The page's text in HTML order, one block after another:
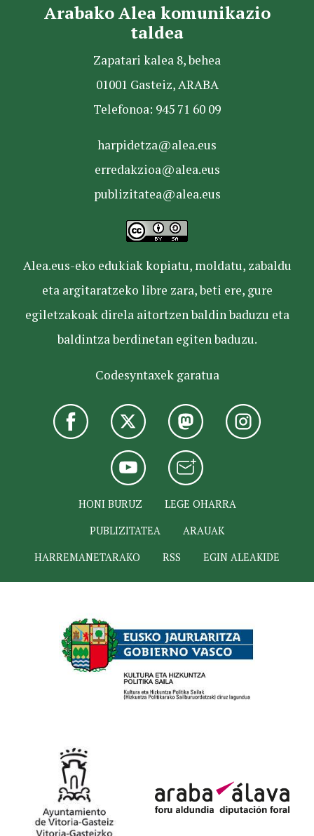
Arabako Alea komunikazio
taldea
Zapatari kalea 8, behea
01001 Gasteiz, ARABA
Telefonoa: 945 71 60 09
harpidetza@alea.eus
erredakzioa@alea.eus
publizitatea@alea.eus
Alea.eus-eko edukiak kopiatu, moldatu, zabaldu
eta argitaratzeko libre zara, beti ere, gure
egiletzakoak direla aitortzen baldin baduzu eta
baldintza berdinetan egiten baduzu.
Codesyntaxek garatua
HONI BURUZ
LEGE OHARRA
PUBLIZITATEA
ARAUAK
HARREMANETARAKO
RSS EGIN ALEAKIDE